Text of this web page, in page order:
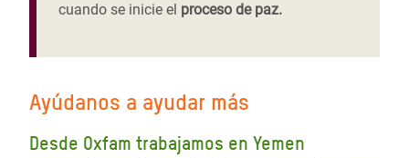
cuando se inicie el proceso de paz.
Ayúdanos a ayudar más
Desde Oxfam trabajamos en Yemen